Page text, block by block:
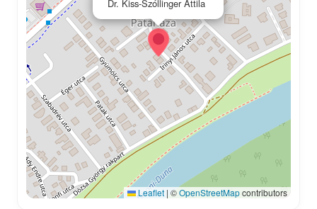
Dr. Kiss-Szóllinger Attila
Leaflet | ©OpenStreetMapcontributors